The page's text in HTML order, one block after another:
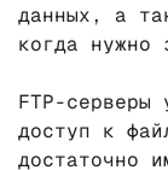
данных, а
когда нужно
FTP-серверы
доступ к
достаточно